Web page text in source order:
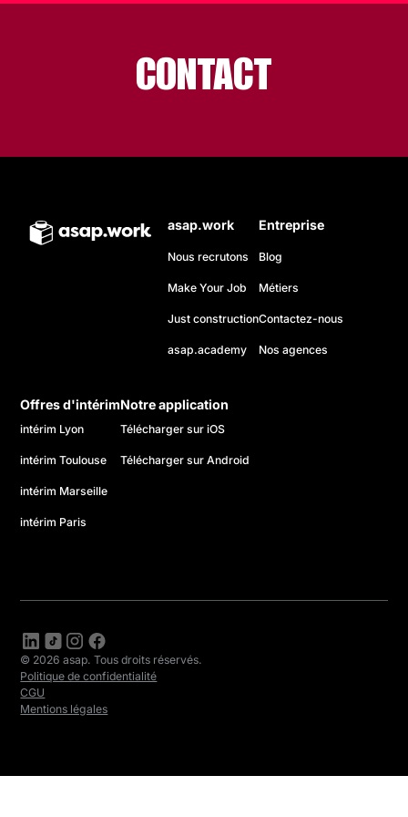
CONTACT
asap.work
Nous recrutons
Make Your Job
Just construction
asap.academy
Entreprise
Blog
Métiers
Contactez-nous
Nos agences
Offres d'intérim
intérim Lyon
intérim Toulouse
intérim Marseille
intérim Paris
Notre application
Télécharger sur iOS
Télécharger sur Android
Mentions légales
CGU
Politique de confidentialité
© 2026 asap. Tous droits réservés.